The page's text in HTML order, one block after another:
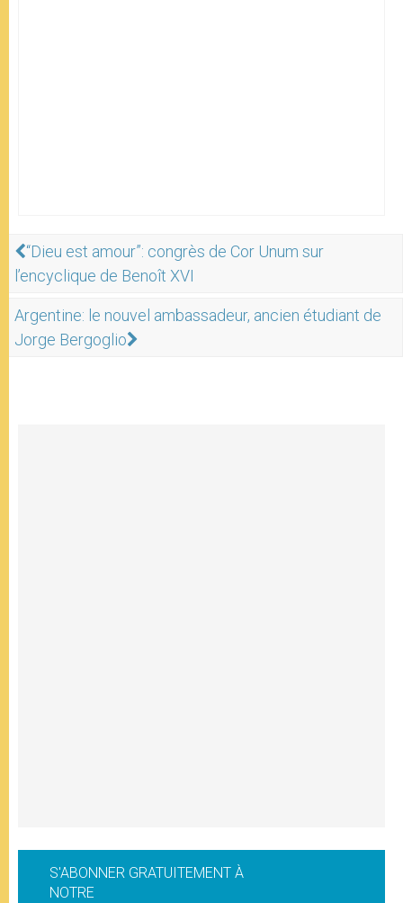
“Dieu est amour”: congrès de Cor Unum sur
l’encyclique de Benoît XVI
Argentine: le nouvel ambassadeur, ancien étudiant de
Jorge Bergoglio
S'ABONNER GRATUITEMENT À
NOTRE